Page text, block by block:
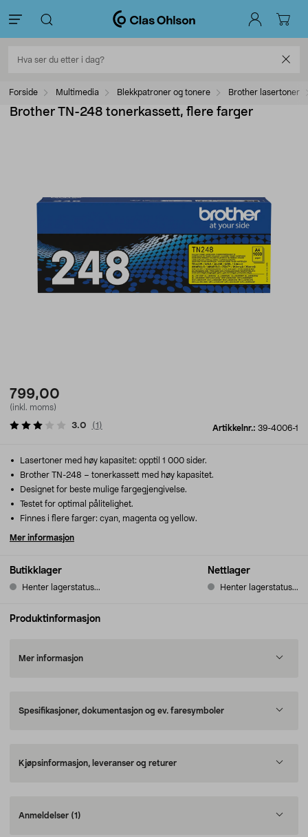
Forside Multimedia Blekkpatroner og tonere Brother lasertoner
Brother TN-248 tonerkassett, flere farger
799,00
(inkl. moms)
Artikkelnr.: 39-4006-1
3.0 (1 )
Butikklager
Henter lagerstatus...
Nettlager
Henter lagerstatus...
Lasertoner med høy kapasitet: opptil 1 000 sider.
Brother TN-248 – tonerkassett med høy kapasitet.
Designet for beste mulige fargegjengivelse.
Testet for optimal pålitelighet.
Finnes i flere farger: cyan, magenta og yellow.
Mer informasjon
Produktinformasjon
Mer informasjon
Spesifikasjoner, dokumentasjon og ev. faresymboler
Kjøpsinformasjon, leveranser og returer
Anmeldelser (1)